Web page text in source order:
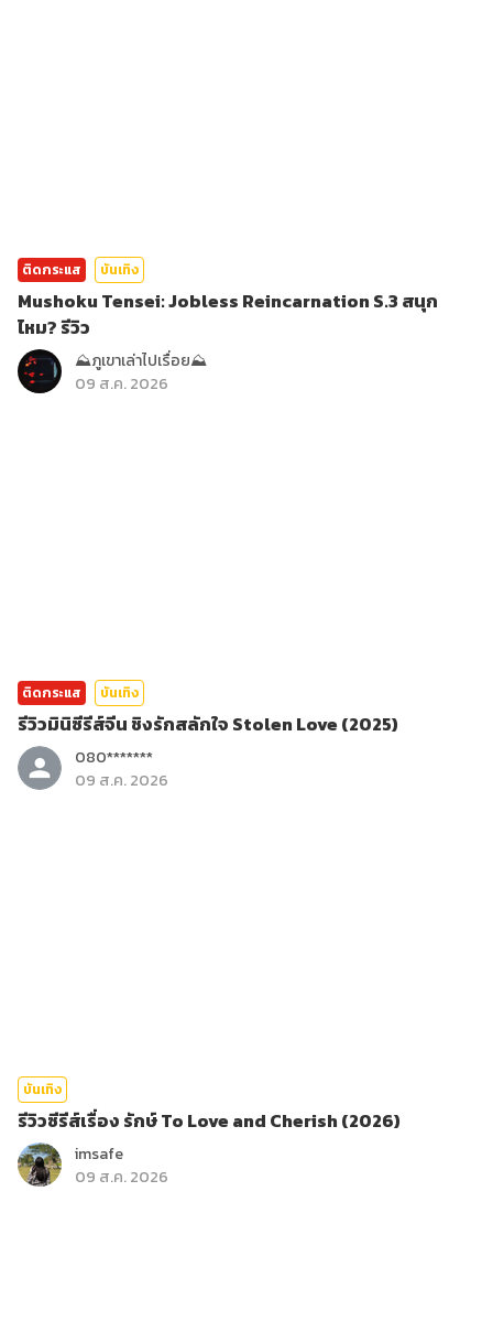
ติดกระแส บันเทิง
Mushoku Tensei: Jobless Reincarnation S.3 สนุก
ไหม? รีวิว
⛰️ภูเขาเล่าไปเรื่อย⛰️
09 ส.ค. 2026
ติดกระแส บันเทิง
รีวิวมินิซีรีส์จีน ชิงรักสลักใจ Stolen Love (2025)
080*******
09 ส.ค. 2026
บันเทิง
รีวิวซีรีส์เรื่อง รักษ์ To Love and Cherish (2026)
imsafe
09 ส.ค. 2026